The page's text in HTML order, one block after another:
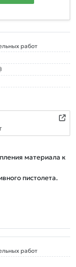
работ
материала к
работ